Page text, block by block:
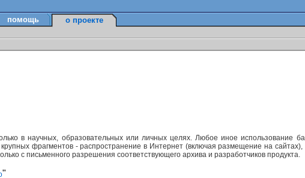
помощь о проекте
в научных, образовательных или личных целях. Любое иное использование
фрагментов - распространение в Интернет (включая размещение на
с письменного разрешения соответствующего архива и разработчиков продукта.
"